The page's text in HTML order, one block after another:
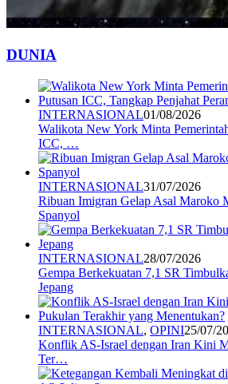
DUNIA
INTERNASIONAL01/08/2026
Walikota New York Minta
ICC, …
INTERNASIONAL31/07/2026
Ribuan Imigran Gelap Asal Maroko
Spanyol
INTERNASIONAL28/07/2026
Gempa Berkekuatan 7,1 SR
Jepang
INTERNASIONAL, OPINI25/07/
Konflik AS-Israel dengan Iran Kini
Ter…